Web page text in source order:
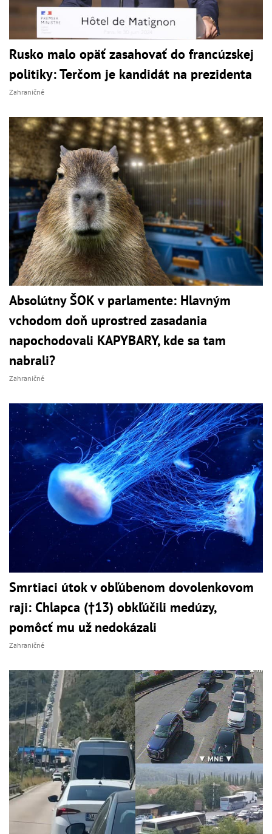
Rusko malo opäť zasahovať do francúzskej
politiky: Terčom je kandidát na prezidenta
Zahraničné
Absolútny ŠOK v parlamente: Hlavným
vchodom doň uprostred zasadania
napochodovali KAPYBARY, kde sa tam
nabrali?
Zahraničné
Smrtiaci útok v obľúbenom dovolenkovom
raji: Chlapca (†13) obkľúčili medúzy,
pomôcť mu už nedokázali
Zahraničné